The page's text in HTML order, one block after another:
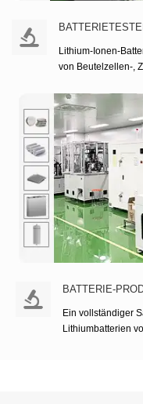
Lithium-Ionen-
von Beutelzellen-,
Spannung, die
Widerstand prüfen.
BATTERIE-
Ein vollständiger
Lithiumbatterien